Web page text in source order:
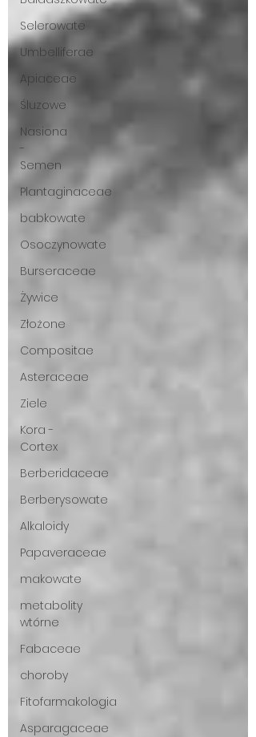
Selerowate
Umbelliferae
Apiaceae
Śluzowe
Nasiona
-
Semen
Plantaginaceae
babkowate
Osoczynowate
Burseraceae
Żywice
Złożone
Compositae
Asteraceae
Ziele
Kora -
Cortex
Berberidaceae
Berberysowate
Alkaloidy
Papaveraceae
makowate
metabolity
wtórne
Fabaceae
choroby
Fitofarmakologia
Asparagaceae